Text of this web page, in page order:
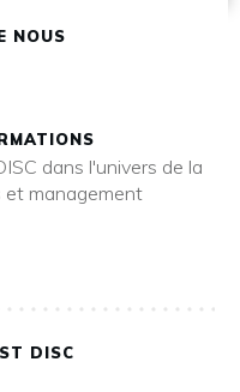
NOUS
dans l'univers de la
et management
DISC